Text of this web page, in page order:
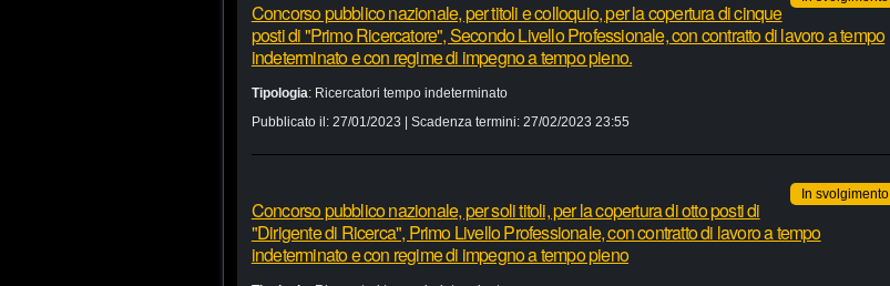
Concorso pubblico nazionale, per titoli e colloquio, per la copertura di cinque
posti di "Primo Ricercatore", Secondo Livello Professionale, con contratto di lavoro a tempo
indeterminato e con regime di impegno a tempo pieno.
Tipologia: Ricercatori tempo indeterminato
Pubblicato il: 27/01/2023 | Scadenza termini: 27/02/2023 23:55
In svolgimento
Concorso pubblico nazionale, per soli titoli, per la copertura di otto posti di
"Dirigente di Ricerca", Primo Livello Professionale, con contratto di lavoro a tempo
indeterminato e con regime di impegno a tempo pieno